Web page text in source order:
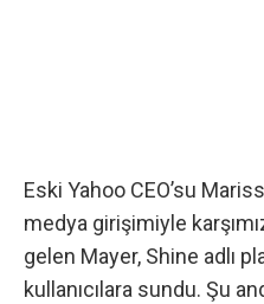
Eski Yahoo CEO’su
medya girişimiyle
gelen Mayer, Shine adlı
kullanıcılara sundu. Şu